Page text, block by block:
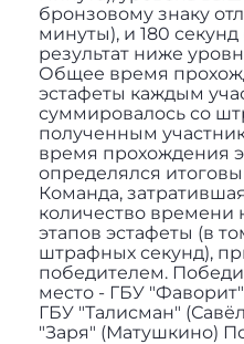
бронзовому знаку
минуты), и 180 секунд
результат ниже
Общее время
эстафеты каждым
суммировалось со
полученным
время прохождения
определялся
Команда,
количество времени
этапов эстафеты (в
штрафных секунд),
победителем.
место - ГБУ
ГБУ "Талисман"
"Заря" (Матушкино)